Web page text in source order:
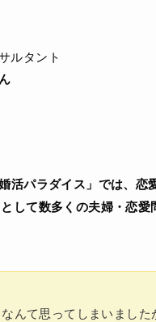
ルタント
活パラダイス」では、恋
して数多くの夫婦・恋
んて思ってしまいました